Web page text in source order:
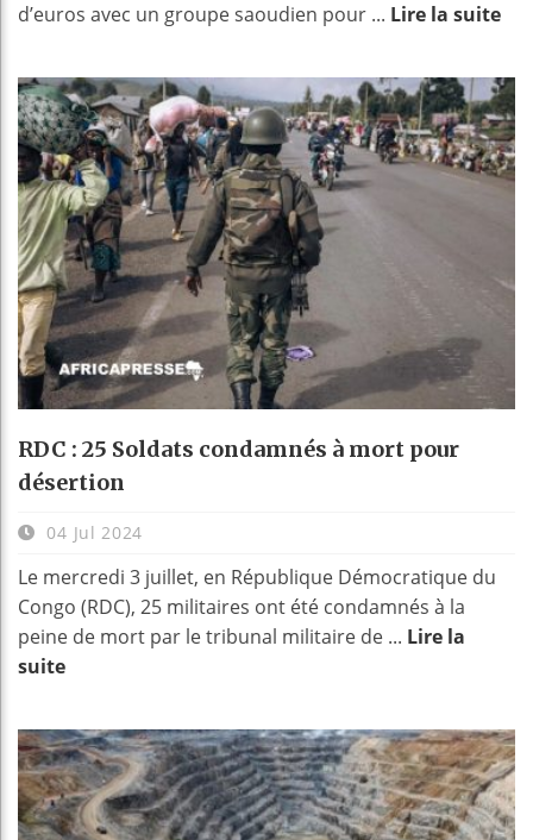
d’euros avec un groupe saoudien pour ... Lire la suite
RDC : 25 Soldats condamnés à mort pour
désertion
04 Jul 2024
Le mercredi 3 juillet, en République Démocratique du
Congo (RDC), 25 militaires ont été condamnés à la
peine de mort par le tribunal militaire de ... Lire la
suite